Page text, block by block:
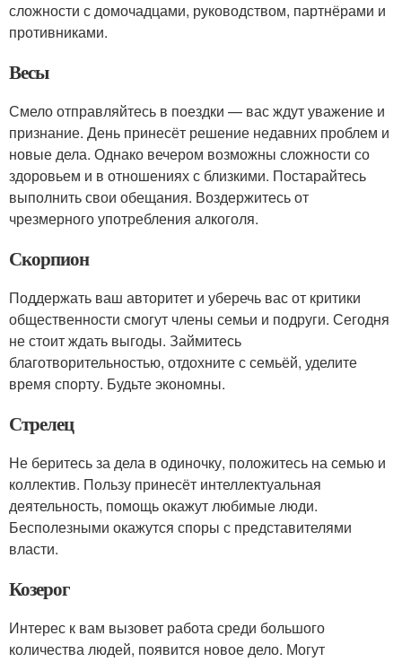
сложности с домочадцами, руководством, партнёрами и
противниками.
Весы
Смело отправляйтесь в поездки — вас ждут уважение и
признание. День принесёт решение недавних проблем и
новые дела. Однако вечером возможны сложности со
здоровьем и в отношениях с близкими. Постарайтесь
выполнить свои обещания. Воздержитесь от
чрезмерного употребления алкоголя.
Скорпион
Поддержать ваш авторитет и уберечь вас от критики
общественности смогут члены семьи и подруги. Сегодня
не стоит ждать выгоды. Займитесь
благотворительностью, отдохните с семьёй, уделите
время спорту. Будьте экономны.
Стрелец
Не беритесь за дела в одиночку, положитесь на семью и
коллектив. Пользу принесёт интеллектуальная
деятельность, помощь окажут любимые люди.
Бесполезными окажутся споры с представителями
власти.
Козерог
Интерес к вам вызовет работа среди большого
количества людей, появится новое дело. Могут